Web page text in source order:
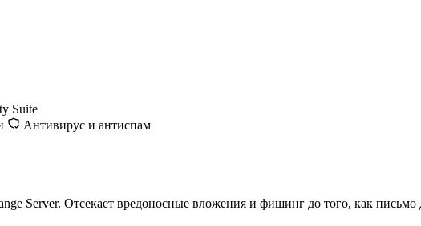
Suite
Антивирус и антиспам
Server. Отсекает вредоносные вложения и фишинг до того, как письмо